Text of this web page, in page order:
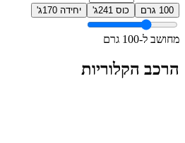
100 גרם כוס 241ג' יחידה 170ג'
מחושב ל-100 גרם
הרכב הקלוריות